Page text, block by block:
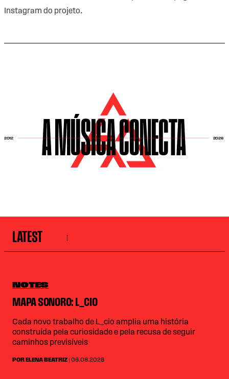
Instagram do projeto.
A MÚSICA CONECTA
2012 2026
LATEST
NOTES
MAPA SONORO: L_CIO
Cada novo trabalho de L_cio amplia uma história
construída pela curiosidade e pela recusa de seguir
caminhos previsíveis
POR ELENA BEATRIZ | 06.08.2026